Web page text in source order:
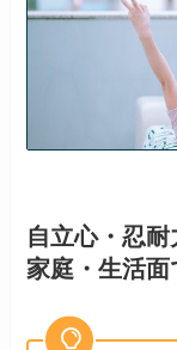
自立心・忍
家庭・生活面